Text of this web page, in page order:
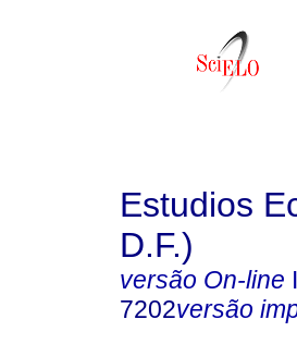
Estudios
D.F.)
versão On-line
7202versão